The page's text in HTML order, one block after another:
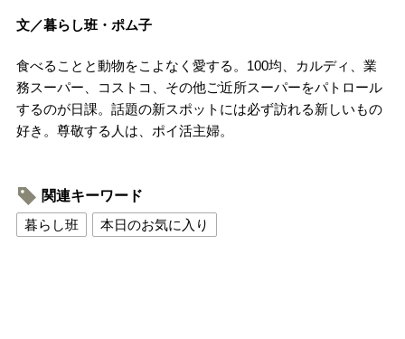
文／暮らし班・ポム子
食べることと動物をこよなく愛する。100均、カルディ、業
務スーパー、コストコ、その他ご近所スーパーをパトロール
するのが日課。話題の新スポットには必ず訪れる新しいもの
好き。尊敬する人は、ポイ活主婦。
関連キーワード
暮らし班
本日のお気に入り